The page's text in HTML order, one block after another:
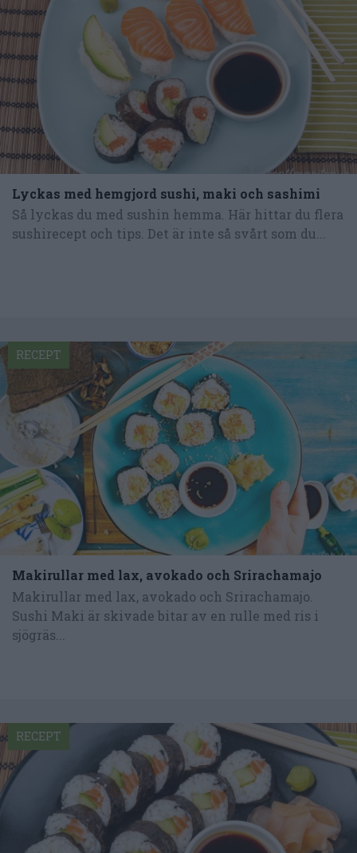
Lyckas med hemgjord sushi, maki och sashimi
Så lyckas du med sushin hemma. Här hittar du flera
sushirecept och tips. Det är inte så svårt som du...
Makirullar med lax, avokado och Srirachamajo
Makirullar med lax, avokado och Srirachamajo.
Sushi Maki är skivade bitar av en rulle med ris i
sjögräs...
RECEPT
RECEPT